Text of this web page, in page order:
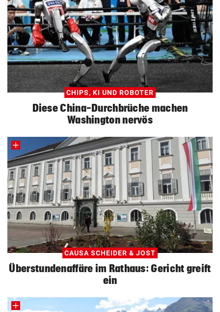
CHIPS, KI UND ROBOTER
Diese China-Durchbrüche machen
Washington nervös
CAUSA SCHEIDER & JOST
Überstundenaffäre im Rathaus: Gericht greift
ein